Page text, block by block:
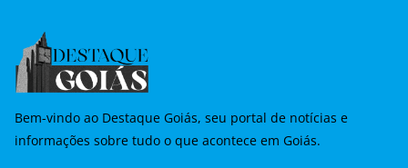
Bem-vindo ao Destaque Goiás, seu portal de notícias e
informações sobre tudo o que acontece em Goiás.